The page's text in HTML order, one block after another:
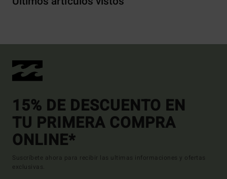
15% DE DESCUENTO EN
TU PRIMERA COMPRA
ONLINE*
Suscríbete ahora para recibir las ultimas informaciones y ofertas
exclusivas.